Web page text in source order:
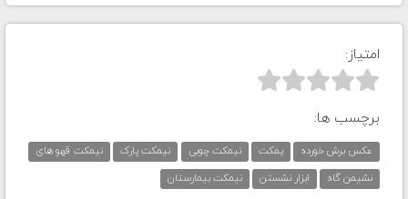
امتیاز:



برچسب ها:
عکس برش خورده یمکت نیمکت چوبی نیمکت پارک
نیمکت قهو های
نشیمن گاه
ابزار نشستن نیمکت بیمارستان